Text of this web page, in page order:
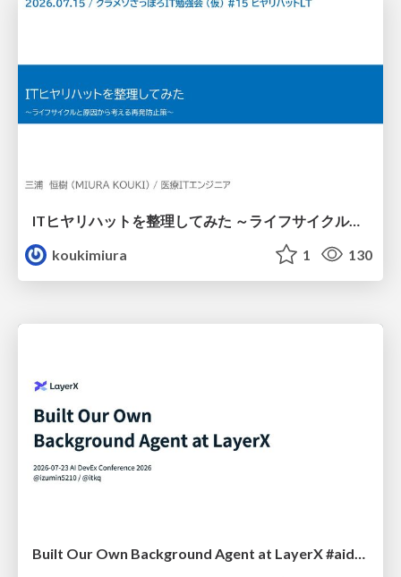
ITヒヤリハットを整理してみた ～ライフサイクルと原因から考える再発防止策～
koukimiura
1 130
Built Our Own Background Agent at LayerX #aidevex_findy